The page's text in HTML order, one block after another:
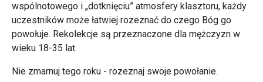
wspólnotowego i „dotknięciu” atmosfery klasztoru, każdy
uczestników może łatwiej rozeznać do czego Bóg go
powołuje. Rekolekcje są przeznaczone dla mężczyzn w
wieku 18-35 lat.
Nie zmarnuj tego roku - rozeznaj swoje powołanie.